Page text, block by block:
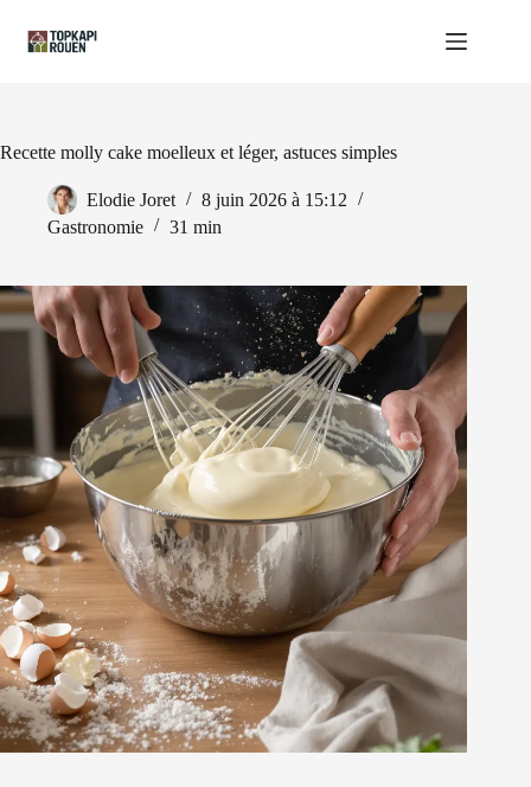
contenu
Recette molly cake moelleux et léger, astuces simples
Elodie Joret
8 juin 2026 à 15:12
Gastronomie
31 min